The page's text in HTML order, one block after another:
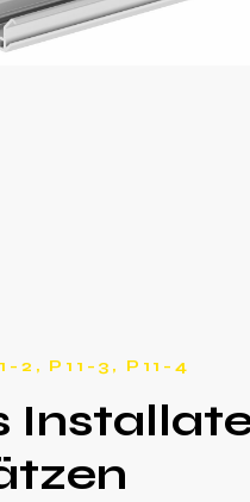
2, P11-3, P11-4